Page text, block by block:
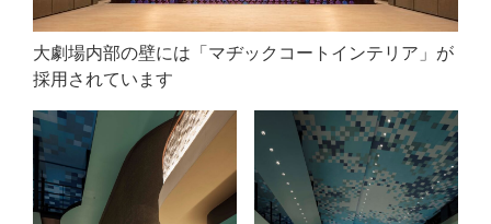
大劇場内部の壁には「マヂックコートインテリア」が
採用されています